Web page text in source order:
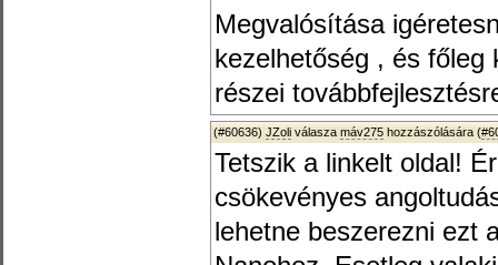
Megvalósítása
kezelhetőség , és főleg
részei
(#60636) JZoli válasza máv275 hozzászólására (
Tetszik a linkelt oldal!
csökevényes
lehetne beszerezni ezt